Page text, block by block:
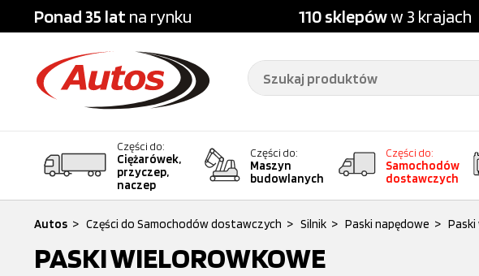
Ponad 35 lat na rynku 110 sklepóww 3 krajach
Części do:
Ciężarówek,
przyczep,
naczep
Części do:
Maszyn
budowlanych
Części do:
Samochodów
dostawczych
Autos > Części do Samochodów dostawczych > Silnik > Paski napędowe >
PASKI WIELOROWKOWE